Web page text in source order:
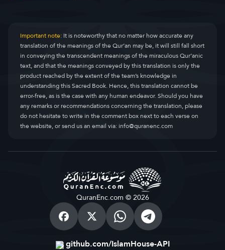
Important note:It is noteworthy that no matter how accurate any
translation of the meanings of the Qur’an may be, it will still fall short
in conveying the transcendent meanings of the miraculous Qur’anic
text, and that the meanings conveyed by this translation is only the
product reached by the extent of the team’s knowledge in
understanding this Sacred Book. Hence, this translation cannot be
error-free, as is the case with any human endeavor. Should you have
any remarks or recommendations concerning the translation, please
do not hesitate to write in the comment box next to each verse on
the website, or send us an email via:info@quranenc.com
QuranEnc.com © 2026
github.com/IslamHouse-API